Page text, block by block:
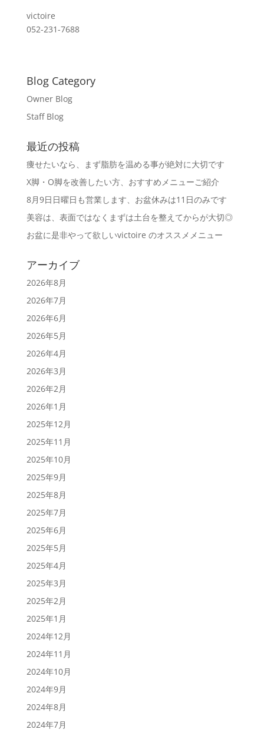
victoire
052-231-7688
Blog Category
Owner Blog
Staff Blog
最近の投稿
痩せたいなら、まず脂肪を温める事が絶対に大切です
X脚・O脚を改善したい方、おすすめメニューご紹介
8月9日日曜日も営業します、お盆休みは11日のみです
美容は、表面ではなくまずは土台を整えてからが大切◎
お盆に是非やって欲しいvictoire のオススメメニュー
アーカイブ
2026年8月
2026年7月
2026年6月
2026年5月
2026年4月
2026年3月
2026年2月
2026年1月
2025年12月
2025年11月
2025年10月
2025年9月
2025年8月
2025年7月
2025年6月
2025年5月
2025年4月
2025年3月
2025年2月
2025年1月
2024年12月
2024年11月
2024年10月
2024年9月
2024年8月
2024年7月